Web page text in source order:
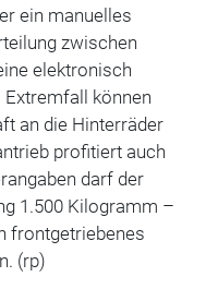
ein manuelles
zwischen
elektronisch
Extremfall können
an die Hinterräder
profitiert auch
darf der
1.500 Kilogramm –
frontgetriebenes
(rp)